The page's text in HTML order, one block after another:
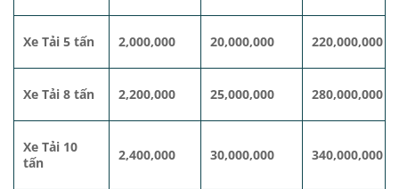
Xe Tải 5 tấn 2,000,000 20,000,000 220,000,000
Xe Tải 8 tấn 2,200,000 25,000,000 280,000,000
Xe Tải 10
tấn
2,400,000 30,000,000 340,000,000